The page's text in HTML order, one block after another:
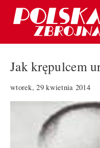
Jak krępulcem
wtorek, 29 kwietnia 2014